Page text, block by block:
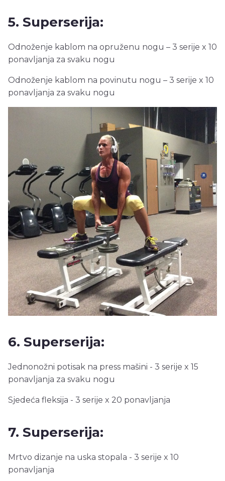
5. Superserija:
Odnoženje kablom na opruženu nogu – 3 serije x 10
ponavljanja za svaku nogu
Odnoženje kablom na povinutu nogu – 3 serije x 10
ponavljanja za svaku nogu
6. Superserija:
Jednonožni potisak na press mašini - 3 serije x 15
ponavljanja za svaku nogu
Sjedeća fleksija - 3 serije x 20 ponavljanja
7. Superserija:
Mrtvo dizanje na uska stopala - 3 serije x 10
ponavljanja